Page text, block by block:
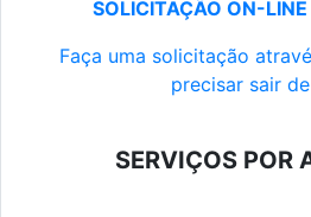
SOLICITAÇÃO ON-LINE
Faça uma solicitação
precisar sair
SERVIÇOS POR